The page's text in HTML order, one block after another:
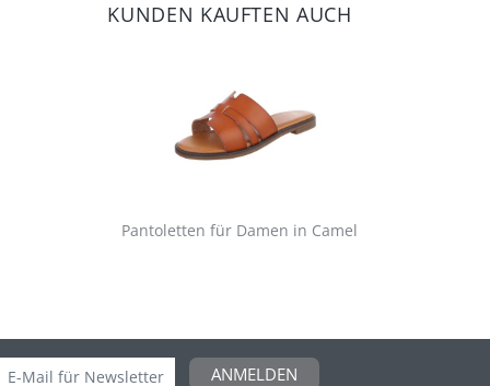
KUNDEN KAUFTEN AUCH
Pantoletten für Damen in Camel
ANMELDEN